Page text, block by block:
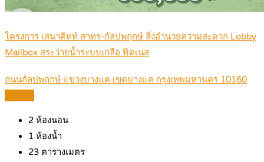
โครงการ เสนาคิทท์ สาทร-กัลปพฤกษ์ สิ่งอำนวยความสะดวก Lobby
Mailbox สระว่ายน้ำระบบเกลือ ฟิตเนส
ถนนกัลปพฤกษ์ แขวงบางแค เขตบางแค กรุงเทพมหานคร 10160
2 ห้องนอน
1 ห้องน้ำ
23 ตารางเมตร